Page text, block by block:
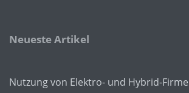
Neueste Artikel
Nutzung von Elektro- und Hybrid-